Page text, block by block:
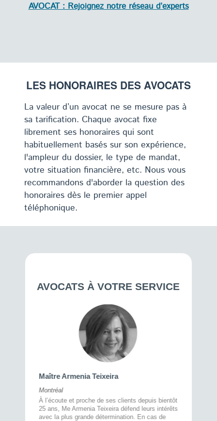
AVOCAT : Rejoignez notre réseau d’experts
LES HONORAIRES DES AVOCATS
La valeur d’un avocat ne se mesure pas à
sa tarification. Chaque avocat fixe
librement ses honoraires qui sont
habituellement basés sur son expérience,
l'ampleur du dossier, le type de mandat,
votre situation financière, etc. Nous vous
recommandons d'aborder la question des
honoraires dès le premier appel
téléphonique.
AVOCATS À VOTRE SERVICE
Maître Armenia Teixeira
Montréal
À l’écoute et proche de ses clients depuis bientôt
25 ans, Me Armenia Teixeira défend leurs intérêts
avec la plus grande détermination. En cas de